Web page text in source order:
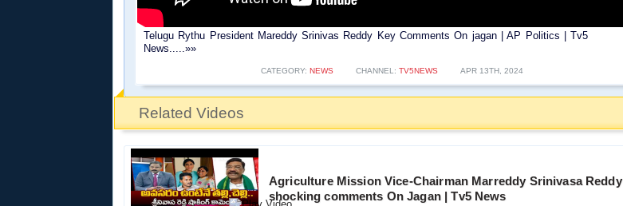
Telugu Rythu President Mareddy Srinivas Reddy Key Comments On jagan | AP Politics | Tv5
News.....»»
CATEGORY: NEWS CHANNEL:TV5NEWS APR 13TH, 2024
Related Videos
Agriculture Mission Vice-Chairman Marreddy Srinivasa Reddy
shocking comments On Jagan | Tv5 News